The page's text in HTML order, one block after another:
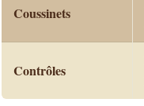
Coussinets
Contrôles